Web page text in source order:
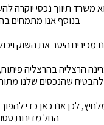
משרד תיווך נכסי יוקרה
בנוסף אנו מתמחים
מכירים היטב את השוק
הרצליה בהרצליה
להבטיח שהנכסים שלנו
לכן אנו כאן כדי
החל מדירות